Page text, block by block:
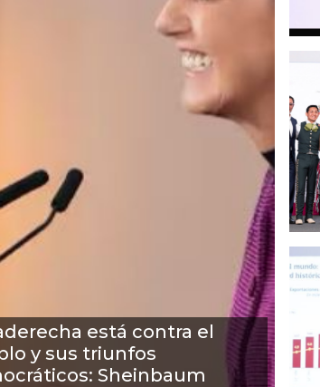
está contra el
y sus triunfos
Sheinbaum